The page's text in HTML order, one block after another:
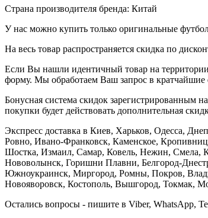
Страна производителя бренда: Китай
У нас можно купить только оригинальные
На весь товар распространяется скидка по
Если Вы нашли идентичный товар на
форму. Мы обработаем Ваш запрос в кратчайшие
Бонусная система скидок зарегистрированным
покупки будет действовать дополнительная
Экспресс доставка в Киев, Харьков, Одесса,
Ровно, Ивано-Франковск, Каменское,
Шостка, Измаил, Самар, Ковель, Нежин, Смела,
Нововолынск, Горишни Плавни, Белгород-
Южноукраинск, Миргород, Ромны, Покров,
Новояворовск, Костополь, Вышгород, Токмак,
Остались вопросы - пишите в Viber, WhatsApp,